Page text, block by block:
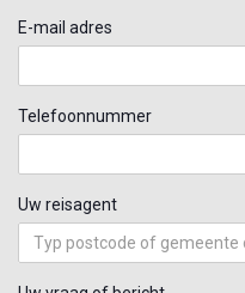
E-mail adres
Telefoonnummer
Uw reisagent